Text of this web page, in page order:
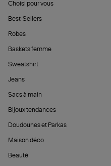
Choisi pour vous
Best-Sellers
Robes
Baskets femme
Sweatshirt
Jeans
Sacs à main
Bijoux tendances
Doudounes et Parkas
Maison déco
Beauté